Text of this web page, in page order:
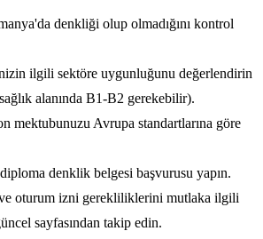
denkliği olup olmadığını kontrol
ilgili sektöre uygunluğunu değerlendirin
alanında B1-B2 gerekebilir).
mektubunuzu Avrupa standartlarına göre
denklik belgesi başvurusu yapın.
oturum izni gerekliliklerini mutlaka ilgili
sayfasından takip edin.